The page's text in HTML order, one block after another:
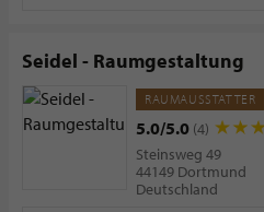
Seidel - Raumgestaltung
RAUMAUSSTATTER
5.0/5.0 (4)
Steinsweg 49
44149 Dortmund
Deutschland